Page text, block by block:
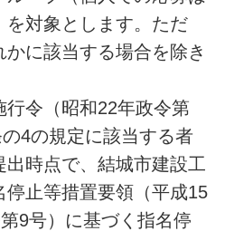
を対象とします。ただ
かに該当する場合を除き
行令（昭和22年政令第
4の規定に該当する者
出時点で、結城市建設工
停止等措置要領（平成15
9号）に基づく指名停